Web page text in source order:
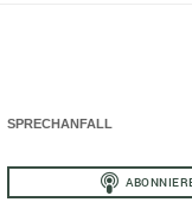
SPRECHANFALL